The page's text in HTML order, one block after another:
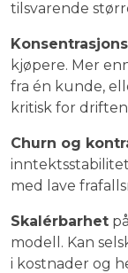
tilsvarende
kjøpere. Mer
fra én kunde,
kritisk for
Churn og
med lave
Skalérbarhet
modell. Kan
i kostnader og